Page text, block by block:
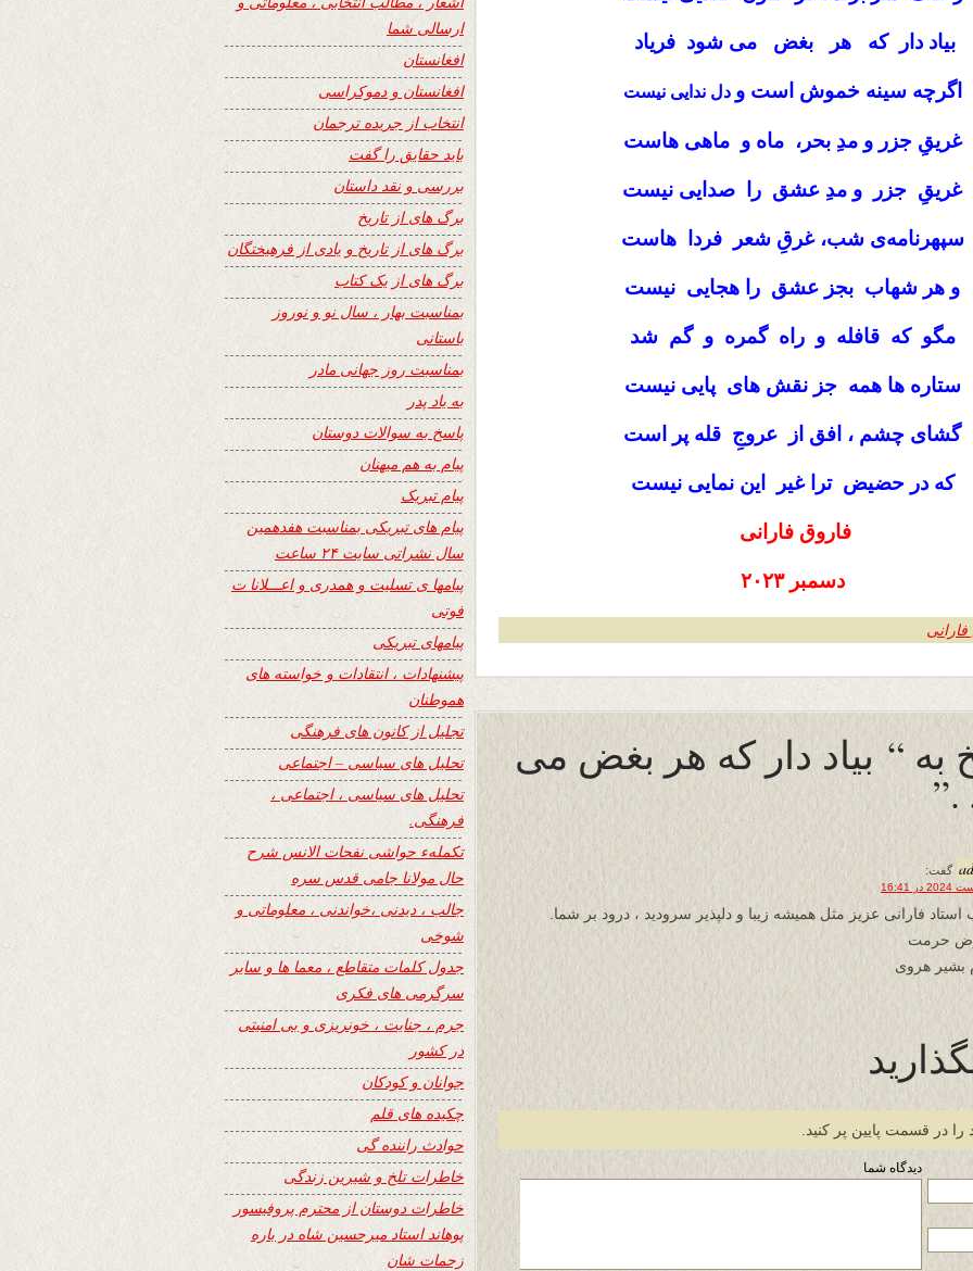
بیاد دار که هر بغض می‌ شود فریاد
اگرچه سینه خموش است و دل ندایی نیست
غریقِ جزر و مدِ بحر، ماه و ماهی‌ هاست
غریقِ جزر و مدِ عشق را صدایی نیست
سپهرنامه‌ی شب، غرقِ شعر فردا هاست
و هر شهاب بجز عشق را هجایی نیست
مگو که قافله و راه گمره و گم شد
ستاره ها همه جز نقش‌ های پایی نیست
گشای چشم ، افق از عروجِ قله پر است
که در حضیض ترا غیر این نمایی نیست
فاروق فارانی
دسمبر ۲۰۲۳
به “ بیاد دار که هر بغض می
گفت:
استاد فارانی عزیز مثل همیشه زیبا و دلپذیر سرودید ، درود بر شما.
حرمت
بشیر هروی
در قسمت پایین پر کنید.
دیدگاه شما
ارسالی شما
افغانستان
افغانستان و دموکراسی
انتخاب از جریده ترجمان
باید حقایق را گفت
بررسی و نقد داستان
برگ های از تاریخ
برگ های از تاریخ و یادی از فرهیختگان
برگ های از یک کتاب
بمناسبت بهار ، سال نو و نوروز
باستانی
بمناسبت روز جهانی مادر
به یاد پدر
پاسخ به سوالات دوستان
پیام به هم میهنان
پیام تبریک
پیام های تبریکی بمناسبت هفدهمین
سال نشراتی سایت ۲۴ ساعت
پیامها ی تسلیت و همدری و اعـــلانا ت
فوتی
پیامهای تبریکی
پیشنهادات ، انتقادات و خواسته های
هموطنان
تجلیل از کانون های فرهنگی
تحلیل های سیاسی – اجتماعی
تحلیل های سیاسی ، اجتماعی ،
فرهنگی.
تکملهء حواشی نفحات الانس شرح
حال مولانا جامی قدس سره
جالب ، دیدنی ،خواندنی ، معلوماتی و
شوخی
جدول کلمات متقاطع ، معما ها و سایر
سرگرمی های فکری
جرم ، جنایت ، خونریزی و بی امنیتی
در کشور
جوانان و کودکان
چکیده های قلم
حوادث راننده گی
خاطرات تلخ و شیرین زندگی
خاطرات دوستان از محترم پروفیسور
پوهاند استاد میرحسین شاه در باره
زحمات شان